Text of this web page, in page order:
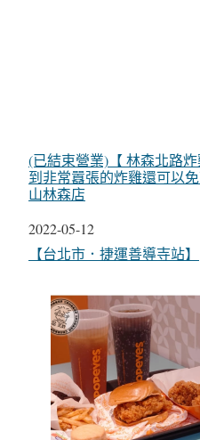
(已結束營業)【 林森北路
到非常囂張的炸雞還可以
山林森店
日期
2022-05-12
關於
【台北市．捷運善導寺站】